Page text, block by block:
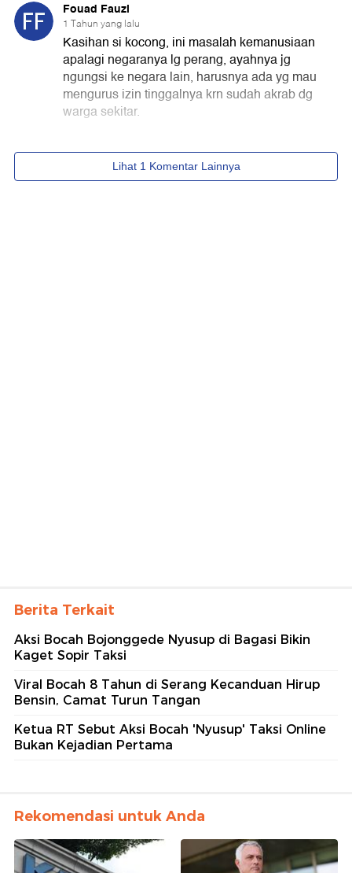
Berita Terkait
Aksi Bocah Bojonggede Nyusup di Bagasi Bikin
Kaget Sopir Taksi
Viral Bocah 8 Tahun di Serang Kecanduan Hirup
Bensin, Camat Turun Tangan
Ketua RT Sebut Aksi Bocah 'Nyusup' Taksi Online
Bukan Kejadian Pertama
Rekomendasi untuk Anda